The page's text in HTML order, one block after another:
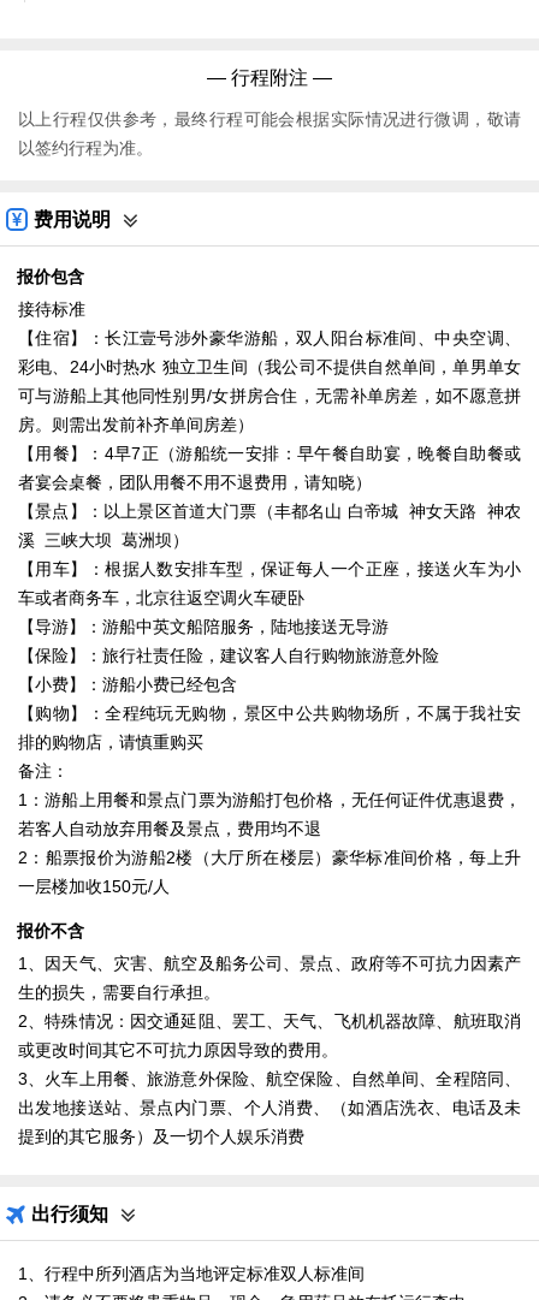
— 行程附注 —
以上行程仅供参考，最终行程可能会根据实际情况进行微调，敬请
以签约行程为准。
费用说明
报价包含
接待标准
【住宿】：长江壹号涉外豪华游船，双人阳台标准间、中央空调、
彩电、24小时热水 独立卫生间（我公司不提供自然单间，单男单女
可与游船上其他同性别男/女拼房合住，无需补单房差，如不愿意拼
房。则需出发前补齐单间房差）
【用餐】：4早7正（游船统一安排：早午餐自助宴，晚餐自助餐或
者宴会桌餐，团队用餐不用不退费用，请知晓）
【景点】：以上景区首道大门票（丰都名山 白帝城 神女天路 神农
溪 三峡大坝 葛洲坝）
【用车】：根据人数安排车型，保证每人一个正座，接送火车为小
车或者商务车，北京往返空调火车硬卧
【导游】：游船中英文船陪服务，陆地接送无导游
【保险】：旅行社责任险，建议客人自行购物旅游意外险
【小费】：游船小费已经包含
【购物】：全程纯玩无购物，景区中公共购物场所，不属于我社安
排的购物店，请慎重购买
备注：
1：游船上用餐和景点门票为游船打包价格，无任何证件优惠退费，
若客人自动放弃用餐及景点，费用均不退
2：船票报价为游船2楼（大厅所在楼层）豪华标准间价格，每上升
一层楼加收150元/人
报价不含
1、因天气、灾害、航空及船务公司、景点、政府等不可抗力因素产
生的损失，需要自行承担。
2、特殊情况：因交通延阻、罢工、天气、飞机机器故障、航班取消
或更改时间其它不可抗力原因导致的费用。
3、火车上用餐、旅游意外保险、航空保险、自然单间、全程陪同、
出发地接送站、景点内门票、个人消费、（如酒店洗衣、电话及未
提到的其它服务）及一切个人娱乐消费
出行须知
1、行程中所列酒店为当地评定标准双人标准间